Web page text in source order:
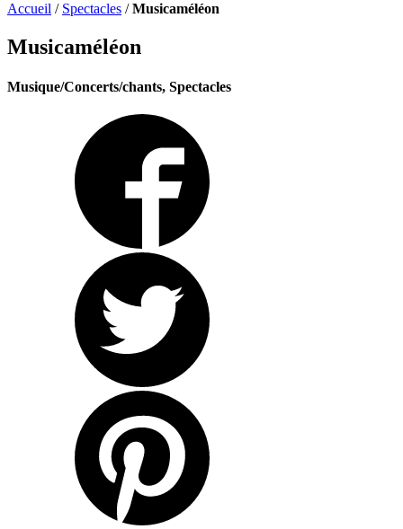
Accueil / Spectacles /Musicaméléon
Musicaméléon
Musique/Concerts/chants, Spectacles